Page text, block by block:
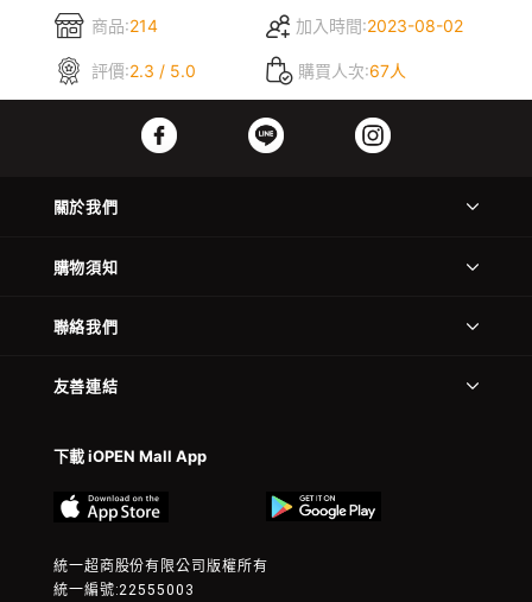
商品:214 加入時間:2023-08-02
評價:2.3 / 5.0 購買人次:67人
關於我們
購物須知
聯絡我們
友善連結
下載 iOPEN Mall App
統一超商股份有限公司版權所有
統一編號:22555003